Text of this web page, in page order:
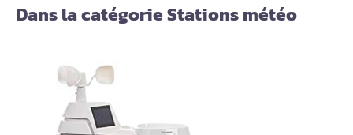
Dans la catégorie Stations météo